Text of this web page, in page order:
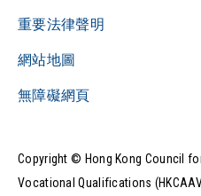
重要法律聲明
網站地圖
無障礙網頁
Copyright © Hong Kong Council
Vocational Qualifications